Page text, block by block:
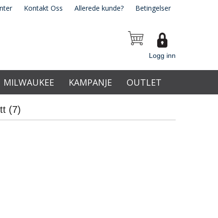
Kontakt Oss Allerede kunde? Betingelser
Logg inn
MILWAUKEE KAMPANJE OUTLET
(7)